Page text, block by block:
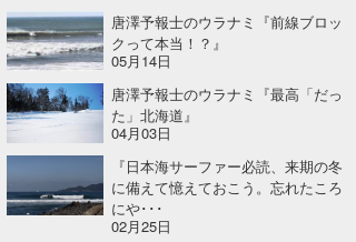
唐澤予報士のウラナミ『前線ブロッ
クって本当！？』
05月14日
唐澤予報士のウラナミ『最高「だっ
た」北海道』
04月03日
『日本海サーファー必読、来期の冬
に備えて憶えておこう。忘れたころ
にや･･･
02月25日